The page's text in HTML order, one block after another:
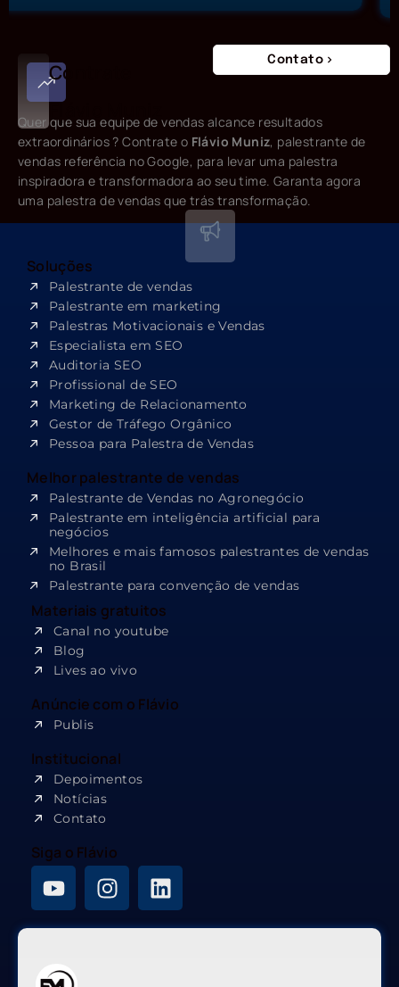
Contrate
Flávio Muniz
Contato
Quer que sua equipe de vendas alcance resultados
extraordinários ? Contrate o Flávio Muniz, palestrante de
vendas referência no Google, para levar uma palestra
inspiradora e transformadora ao seu time. Garanta agora
uma palestra de vendas que trás transformação.
Soluções
Palestrante de vendas
Palestrante em marketing
Palestras Motivacionais e Vendas
Especialista em SEO​
Auditoria SEO
Profissional de SEO
Marketing de Relacionamento
Gestor de Tráfego Orgânico
Pessoa para Palestra de Vendas
Melhor palestrante de vendas
Palestrante de Vendas no Agronegócio
Palestrante em inteligência artificial para
negócios
Melhores e mais famosos palestrantes de vendas
no Brasil
Palestrante para convenção de vendas
Materiais gratuitos
Canal no youtube
Blog
Lives ao vivo
Anúncie com o Flávio
Publis
Institucional
Depoimentos
Notícias
Contato
Siga o Flávio